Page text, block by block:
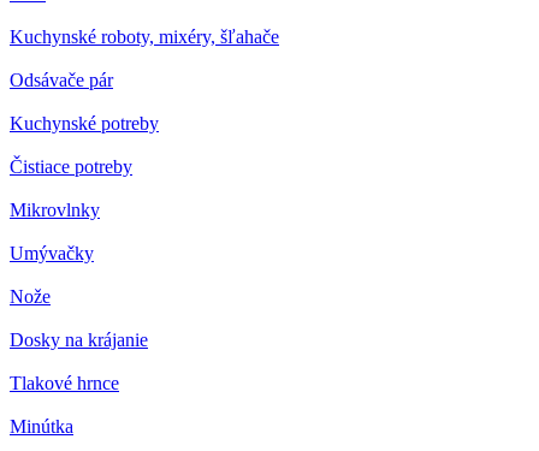
Kuchynské roboty, mixéry, šľahače
Odsávače pár
Kuchynské potreby
Čistiace potreby
Mikrovlnky
Umývačky
Nože
Dosky na krájanie
Tlakové hrnce
Minútka